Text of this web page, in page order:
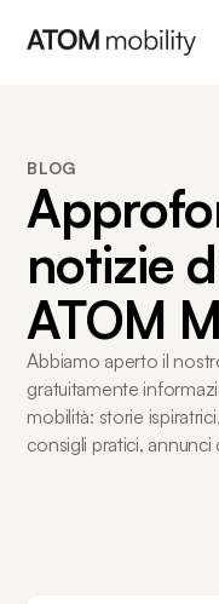
BLOG
notizie
ATOM
Abbiamo aperto il
gratuitamente
mobilità: storie
consigli pratici,